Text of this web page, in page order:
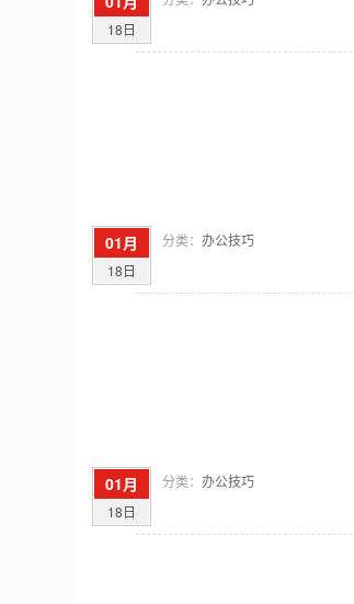
18日
01月
18日
分类： 办公技巧
01月
18日
分类： 办公技巧